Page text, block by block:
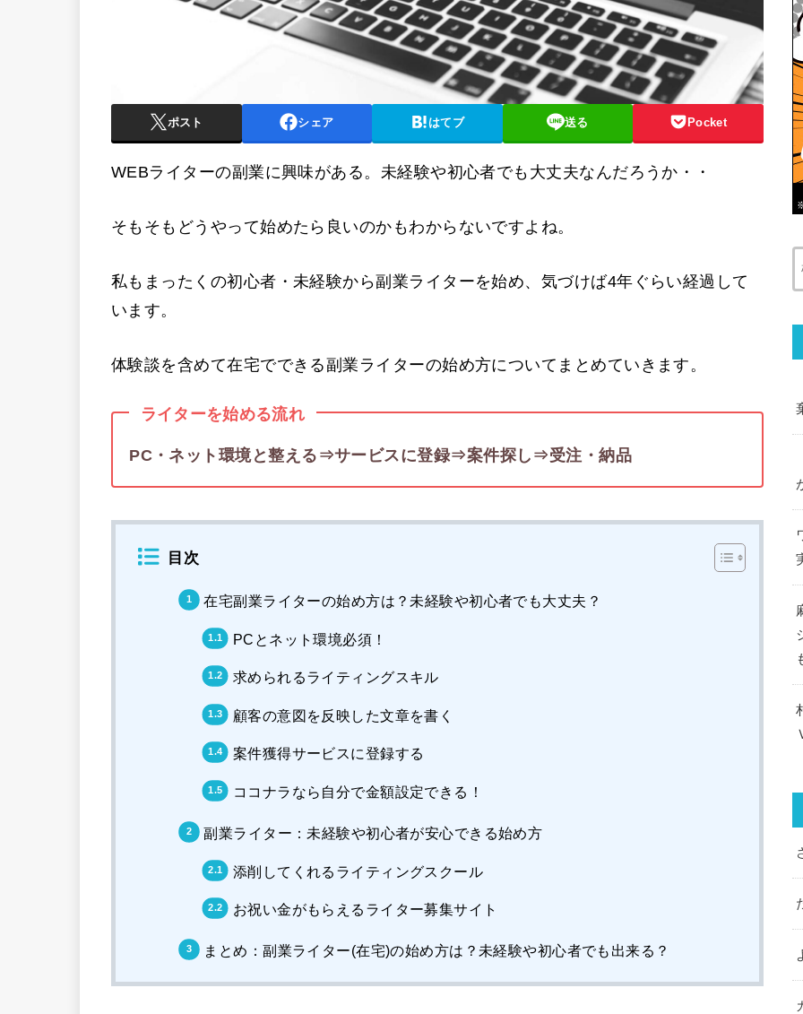
ポスト シェア はてブ 送る Pocket
WEBライターの副業に興味がある。未経験や初心者でも大丈夫なんだろうか・・
そもそもどうやって始めたら良いのかもわからないですよね。
私もまったくの初心者・未経験から副業ライターを始め、気づけば4年ぐらい経過して
います。
体験談を含めて在宅でできる副業ライターの始め方についてまとめていきます。
ライターを始める流れ
PC・ネット環境と整える⇒サービスに登録⇒案件探し⇒受注・納品
目次
在宅副業ライターの始め方は？未経験や初心者でも大丈夫？
PCとネット環境必須！
求められるライティングスキル
顧客の意図を反映した文章を書く
案件獲得サービスに登録する
ココナラなら自分で金額設定できる！
副業ライター：未経験や初心者が安心できる始め方
添削してくれるライティングスクール
お祝い金がもらえるライター募集サイト
まとめ：副業ライター(在宅)の始め方は？未経験や初心者でも出来る？